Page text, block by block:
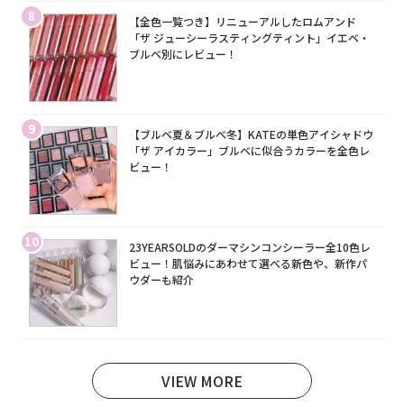
8
【全色一覧つき】リニューアルしたロムアンド
「ザ ジューシーラスティングティント」イエベ・
ブルベ別にレビュー！
9
【ブルベ夏＆ブルベ冬】KATEの単色アイシャドウ
「ザ アイカラー」ブルベに似合うカラーを全色レ
ビュー！
10
23YEARSOLDのダーマシンコンシーラー全10色レ
ビュー！肌悩みにあわせて選べる新色や、新作パ
ウダーも紹介
VIEW MORE